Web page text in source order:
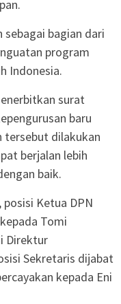
sebagai bagian dari
program
Indonesia.
surat
baru
tersebut dilakukan
berjalan lebih
baik.
Ketua DPN
Tomi
Direktur
Sekretaris dijabat
kepada Eni